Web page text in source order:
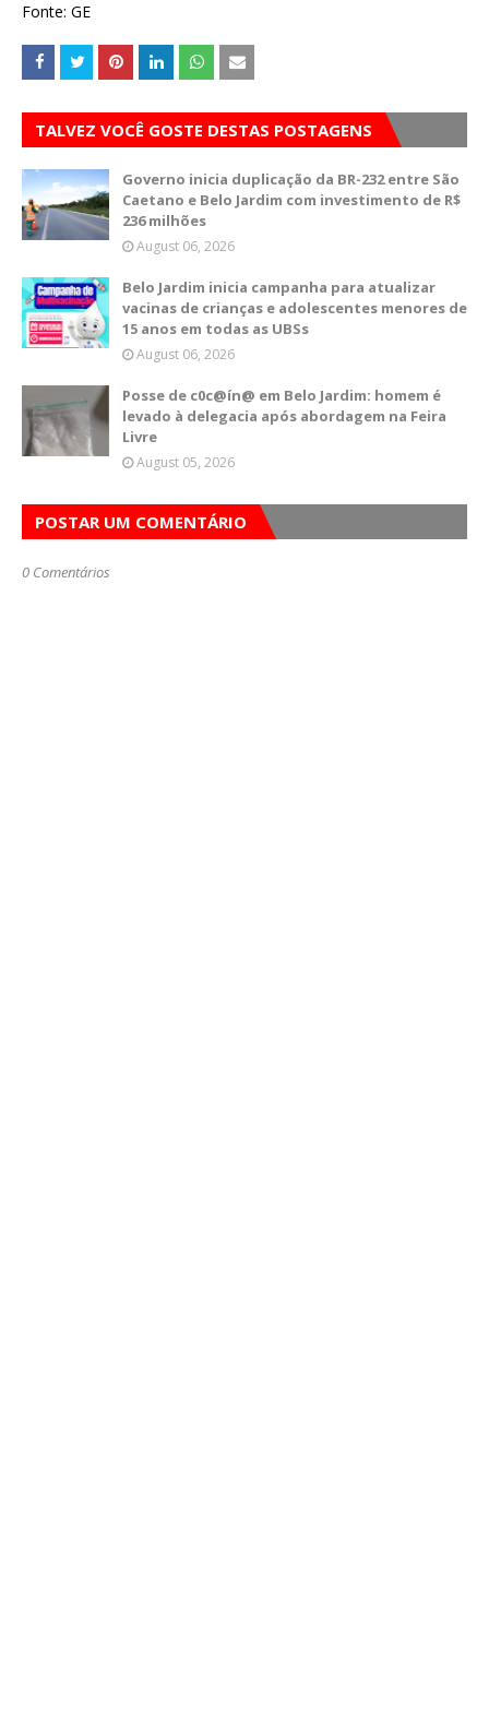
Fonte: GE
TALVEZ VOCÊ GOSTE DESTAS POSTAGENS
Governo inicia duplicação da BR-232 entre São
Caetano e Belo Jardim com investimento de R$
236 milhões
August 06, 2026
Belo Jardim inicia campanha para atualizar
vacinas de crianças e adolescentes menores de
15 anos em todas as UBSs
August 06, 2026
Posse de c0c@ín@ em Belo Jardim: homem é
levado à delegacia após abordagem na Feira
Livre
August 05, 2026
POSTAR UM COMENTÁRIO
0 Comentários